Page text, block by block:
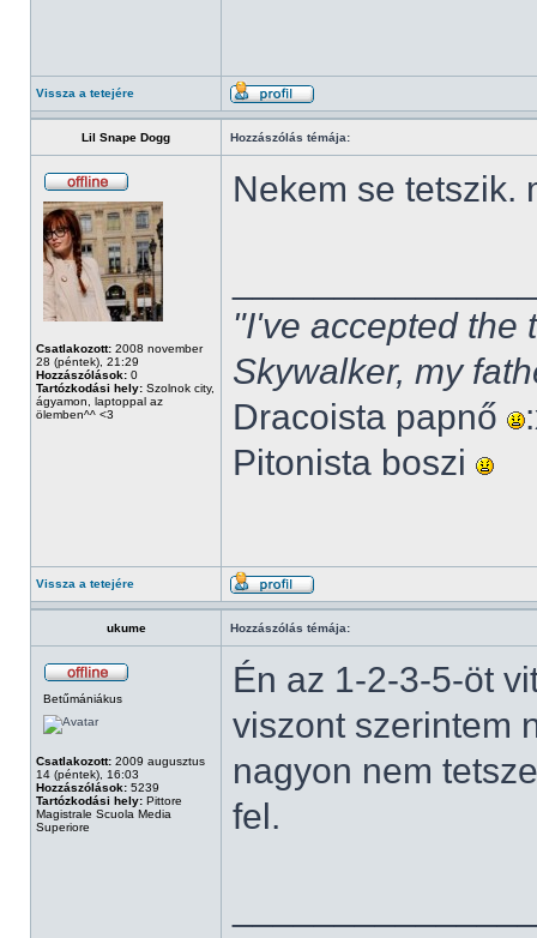
Vissza a tetejére
Lil Snape Dogg Hozzászólás témája:
Csatlakozott: 2008 november
28 (péntek), 21:29
Hozzászólások: 0
Tartózkodási hely: Szolnok city,
ágyamon, laptoppal az
ölemben^^ <3
Nekem se tetszik.
"I've accepted the
Skywalker, my
Dracoista papnő
Pitonista boszi
Vissza a tetejére
ukume Hozzászólás témája:
Betűmániákus
Csatlakozott: 2009 augusztus
14 (péntek), 16:03
Hozzászólások: 5239
Tartózkodási hely: Pittore
Magistrale Scuola Media
Superiore
Én az 1-2-3-5-öt
viszont szerintem
nagyon nem
fel.